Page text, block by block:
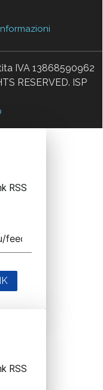
IVA 13868590962
RESERVED. ISP
RSS
RSS